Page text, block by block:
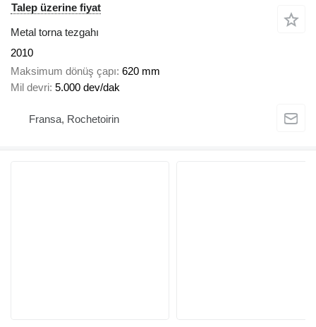
Talep üzerine fiyat
Metal torna tezgahı
2010
Maksimum dönüş çapı 620 mm
Mil devri 5.000 dev/dak
Fransa, Rochetoirin